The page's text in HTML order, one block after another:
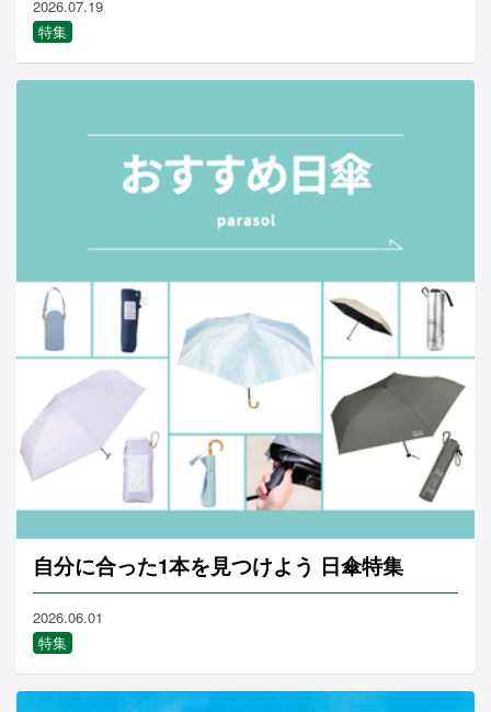
2026.07.19
特集
自分に合った1本を見つけよう 日傘特集
2026.06.01
特集